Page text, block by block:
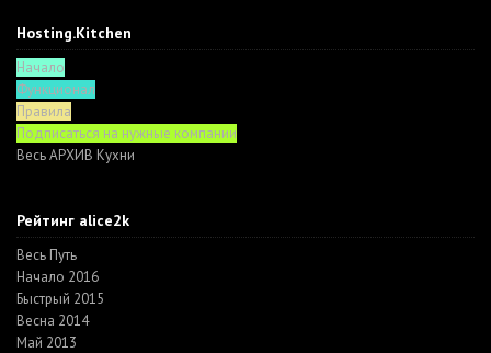
Hosting.Kitchen
Начало
Функционал
Правила
Подписаться на нужные компании
Весь АРХИВ Кухни
Рейтинг alice2k
Весь Путь
Начало 2016
Быстрый 2015
Весна 2014
Май 2013